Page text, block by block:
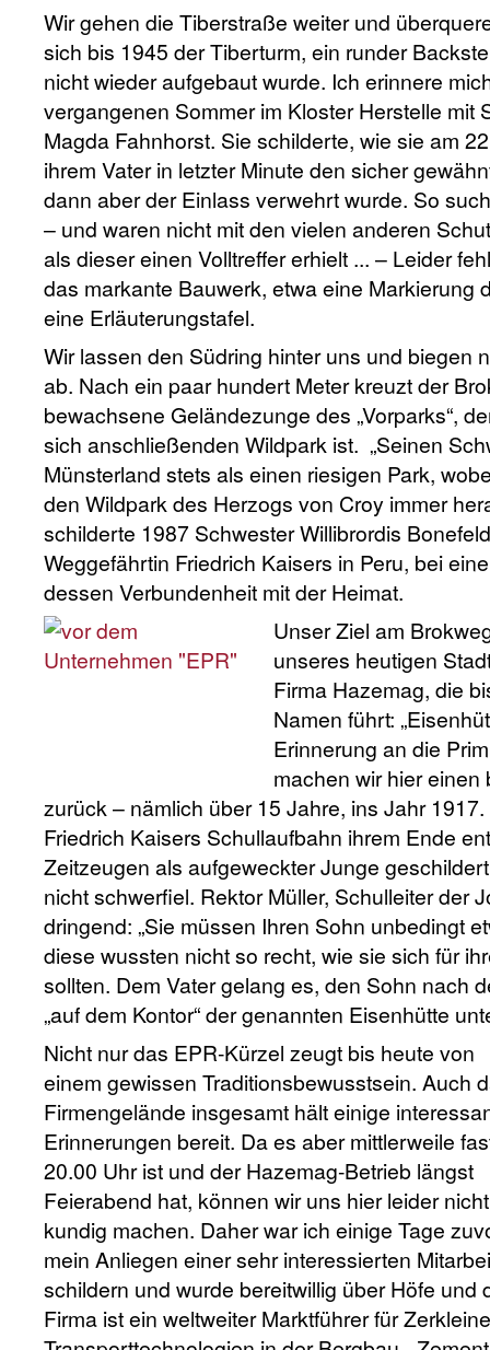
Wir gehen die Tiberstraße weiter und
sich bis 1945 der Tiberturm, ein runder
nicht wieder aufgebaut wurde. Ich erinnere
vergangenen Sommer im Kloster Herstelle mit
Magda Fahnhorst. Sie schilderte, wie sie am
ihrem Vater in letzter Minute den sicher
dann aber der Einlass verwehrt wurde. So
– und waren nicht mit den vielen anderen
als dieser einen Volltreffer erhielt ... – Leider
das markante Bauwerk, etwa eine Markierung
eine Erläuterungstafel.
Wir lassen den Südring hinter uns und biegen
ab. Nach ein paar hundert Meter kreuzt der
bewachsene Geländezunge des „Vorparks“,
sich anschließenden Wildpark ist. „Seinen
Münsterland stets als einen riesigen Park,
den Wildpark des Herzogs von Croy immer
schilderte 1987 Schwester Willibrordis
Weggefährtin Friedrich Kaisers in Peru, bei
dessen Verbundenheit mit der Heimat.
Unser Ziel am
unseres heutigen
Firma Hazemag, die
Namen führt:
Erinnerung an die
machen wir hier
zurück – nämlich über 15 Jahre, ins Jahr
Friedrich Kaisers Schullaufbahn ihrem Ende
Zeitzeugen als aufgeweckter Junge
nicht schwerfiel. Rektor Müller, Schulleiter der
dringend: „Sie müssen Ihren Sohn unbedingt
diese wussten nicht so recht, wie sie sich für
sollten. Dem Vater gelang es, den Sohn nach
„auf dem Kontor“ der genannten Eisenhütte
Nicht nur das EPR-Kürzel zeugt bis heute von
einem gewissen Traditionsbewusstsein. Auch
Firmengelände insgesamt hält einige
Erinnerungen bereit. Da es aber mittlerweile
20.00 Uhr ist und der Hazemag-Betrieb längst
Feierabend hat, können wir uns hier leider nicht
kundig machen. Daher war ich einige Tage
mein Anliegen einer sehr interessierten
schildern und wurde bereitwillig über Höfe und
Firma ist ein weltweiter Marktführer für